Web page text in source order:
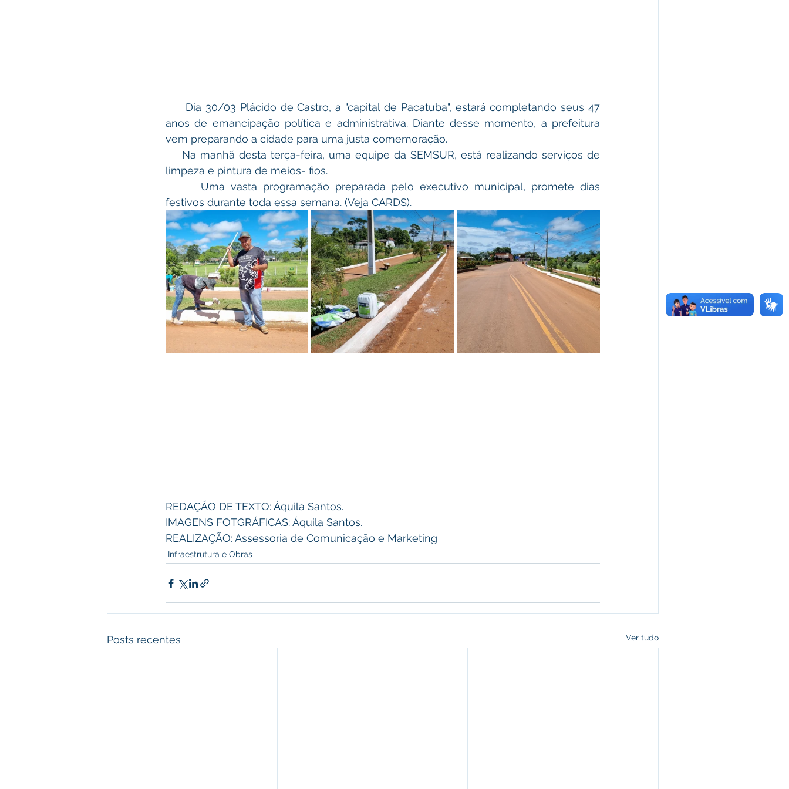
Dia 30/03 Plácido de Castro, a "capital de Pacatuba", estará completando seus 47
anos de emancipação política e administrativa. Diante desse momento, a prefeitura
vem preparando a cidade para uma justa comemoração.
Na manhã desta terça-feira, uma equipe da SEMSUR, está realizando serviços de
limpeza e pintura de meios- fios.
Uma vasta programação preparada pelo executivo municipal, promete dias
festivos durante toda essa semana. (Veja CARDS).
REDAÇÃO DE TEXTO: Áquila Santos.
IMAGENS FOTGRÁFICAS: Áquila Santos.
REALIZAÇÃO: Assessoria de Comunicação e Marketing
Infraestrutura e Obras
Posts recentes Ver tudo